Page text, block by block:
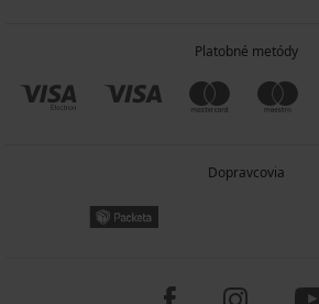
Platobné metódy
Dopravcovia